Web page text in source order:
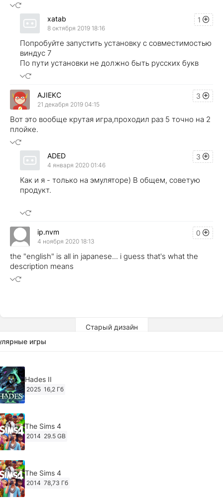
1
xatab
8 октября 2019 18:16
Попробуйте запустить установку с совместимостью
виндус 7
По пути установки не должно быть русских букв
3
AJIEKC
21 декабря 2019 04:15
Вот это вообще крутая игра,проходил раз 5 точно на 2
плойке.
3
ADED
4 января 2020 01:46
Как и я - только на эмуляторе) В общем, советую
продукт.
0
ip.nvm
4 ноября 2020 18:13
the "english" is all in japanese... i guess that's what the
description means
Старый дизайн
игры
Hades II
2025 16,2 Гб
The Sims 4
2014 29.5 GB
The Sims 4
2014 78,73 Гб